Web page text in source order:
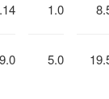
9.0
1.0
5.0